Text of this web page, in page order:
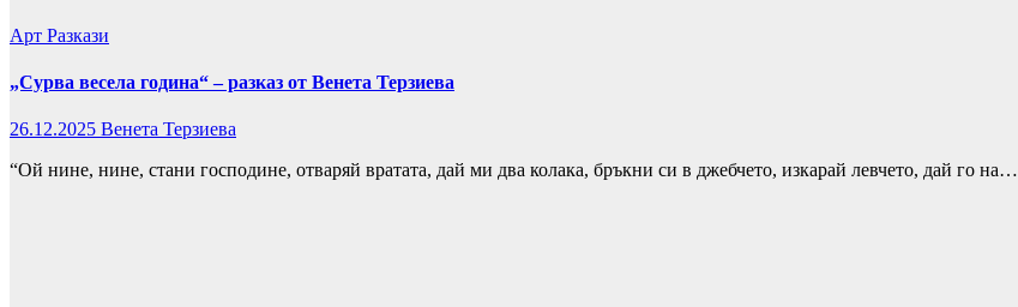
Арт Разкази
„Сурва весела година“ – разказ от Венета Терзиева
26.12.2025 Венета Терзиева
“Ой нине, нине, стани господине, отваряй вратата, дай ми два колака, бръкни си в джебчето, изкарай левчето, дай го на…